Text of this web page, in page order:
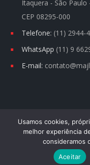
Itaquera - São Paulo
CEP 08295-000
Telefone: (11) 2944-
WhatsApp (11) 9
E-mail:
MAJLA ©
Usamos cookies,
melhor experiência
consideramos
Aceitar